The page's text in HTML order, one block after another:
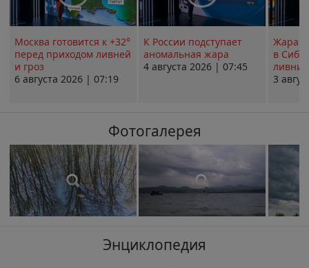
Москва готовится к +32°
перед приходом ливней
и гроз
6 августа 2026 | 07:19
К России подступает
аномальная жара
4 августа 2026 | 07:45
Жара в
в
ливни
3
Фотогалерея
Энциклопедия